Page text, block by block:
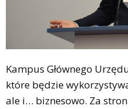
Kampus Głównego
które będzie
ale i… biznesowo. Za